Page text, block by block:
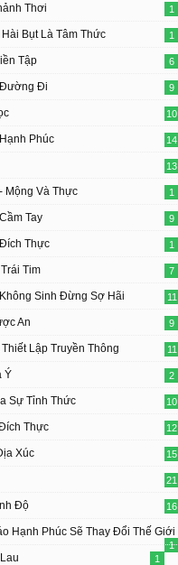
Thơi 1
Bụt Là Tâm Thức 1
Tập 6
Đi 9
10
Phúc 14
13
Mộng Và Thực 1
Tay 9
Thực 1
Tim 7
Sinh Đừng Sợ Hãi 11
An 9
Lập Truyền Thông 11
Ý 2
Sự Tỉnh Thức 10
Thực 12
Xúc 15
21
Độ 16
Hạnh Phúc Sẽ Thay Đổi Thế Giới
1
1